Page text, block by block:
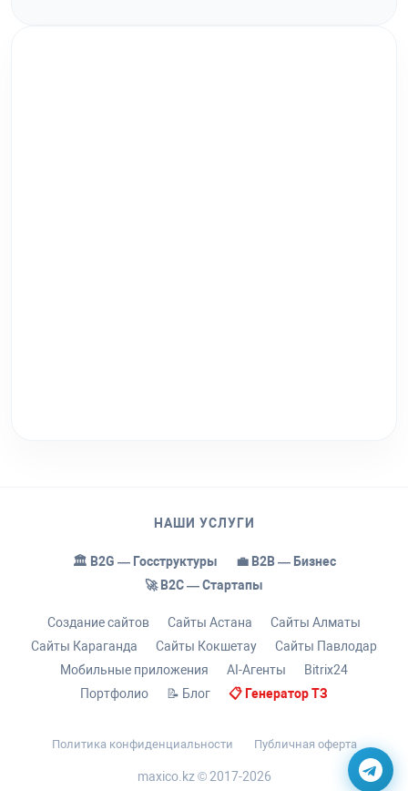
НАШИ УСЛУГИ
🏛️ B2G — Госструктуры
💼 B2B — Бизнес
🚀 B2C — Стартапы
Создание сайтов Сайты Астана
Сайты Алматы
Сайты Караганда
Сайты Кокшетау
Сайты Павлодар
Мобильные приложения
AI-Агенты
Bitrix24
Портфолио
📝 Блог 📋 Генератор ТЗ
Политика конфиденциальности Публичная оферта
maxico.kz © 2017-2026